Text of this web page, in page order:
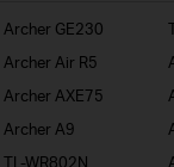
Archer GE230
Archer Air R5
Archer AXE75
Archer A9
TL-WR802N